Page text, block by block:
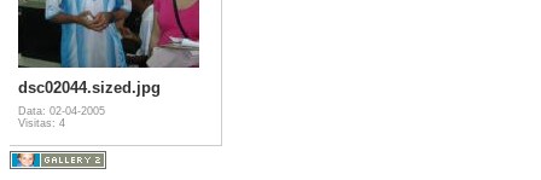
dsc02044.sized.jpg
Data: 02-04-2005
Visitas: 4